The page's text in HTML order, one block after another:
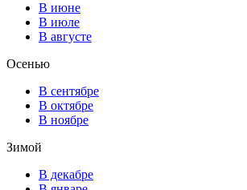
В июне
В июле
В августе
Осенью
В сентябре
В октябре
В ноябре
Зимой
В декабре